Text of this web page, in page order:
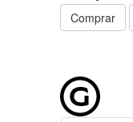
Comprar